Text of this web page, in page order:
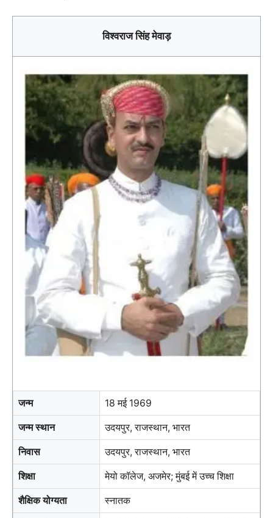
विश्वराज सिंह मेवाड़
जन्म 18 मई 1969
जन्म स्थान उदयपुर, राजस्थान, भारत
निवास उदयपुर, राजस्थान, भारत
शिक्षा मेयो कॉलेज, अजमेर; मुंबई में उच्च शिक्षा
शैक्षिक योग्यता स्नातक